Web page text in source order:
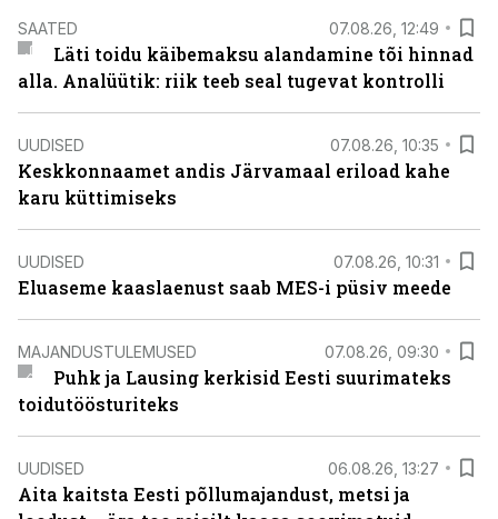
SAATED 07.08.26, 12:49
Läti toidu käibemaksu alandamine tõi hinnad
alla. Analüütik: riik teeb seal tugevat kontrolli
UUDISED 07.08.26, 10:35
Keskkonnaamet andis Järvamaal eriload kahe
karu küttimiseks
UUDISED 07.08.26, 10:31
Eluaseme kaaslaenust saab MES-i püsiv meede
MAJANDUSTULEMUSED 07.08.26, 09:30
Puhk ja Lausing kerkisid Eesti suurimateks
toidutöösturiteks
UUDISED 06.08.26, 13:27
Aita kaitsta Eesti põllumajandust, metsi ja